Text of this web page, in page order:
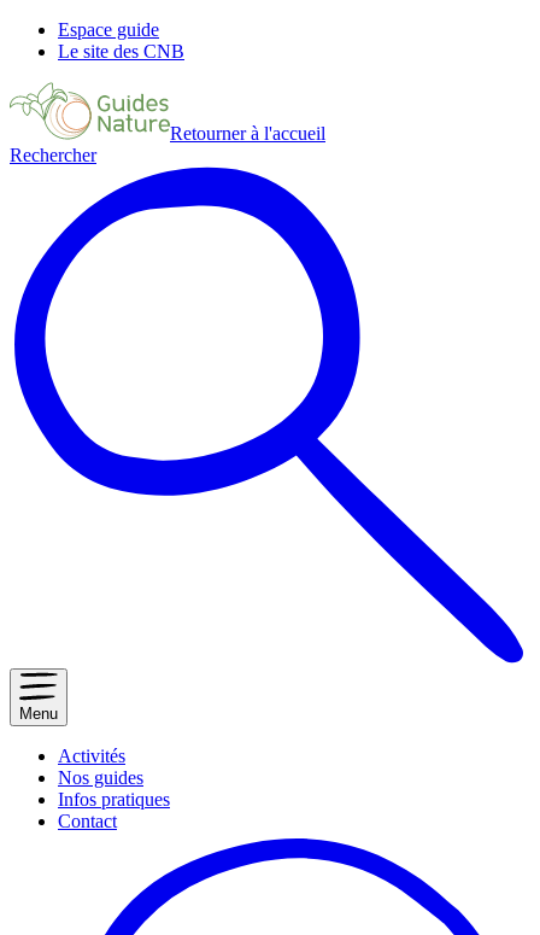
Espace guide
Le site des CNB
Retourner à l'accueil
Rechercher
Menu
Activités
Nos guides
Infos pratiques
Contact